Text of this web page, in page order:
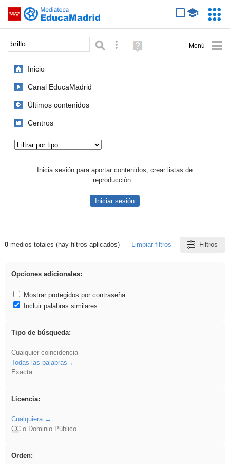
Saltar navegación
Palabra o frase: Búsqueda avanzada
Ayuda
(en
Inicio
Canal EducaMadrid
Últimos contenidos
Centros
Inicia sesión para aportar contenidos, crear listas de
reproducción...
Iniciar sesión
Resultados de: brillo
0medios totales (hay filtros aplicados) Limpiar filtros Filtros
Opciones adicionales:
Mostrar protegidos por contraseña
Incluir palabras similares
Tipo de búsqueda:
Cualquier coincidencia
Todas las palabras
Exacta
Licencia:
Cualquiera
CCo Dominio Público
Orden: